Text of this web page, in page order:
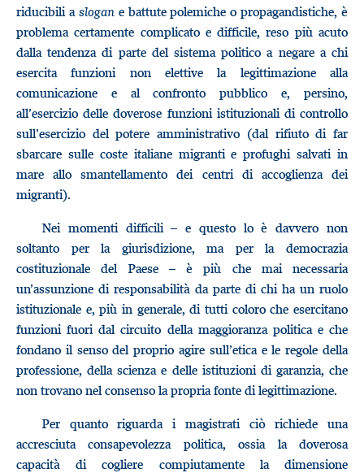
riducibili a slogane battute polemiche o propagandistiche, è
problema certamente complicato e difficile, reso più acuto
dalla tendenza di parte del sistema politico a negare a chi
esercita funzioni non elettive la legittimazione alla
comunicazione e al confronto pubblico e, persino,
all’esercizio delle doverose funzioni istituzionali di controllo
sull’esercizio del potere amministrativo (dal rifiuto di far
sbarcare sulle coste italiane migranti e profughi salvati in
mare allo smantellamento dei centri di accoglienza dei
migranti).
Nei momenti difficili – e questo lo è davvero non
soltanto per la giurisdizione, ma per la democrazia
costituzionale del Paese – è più che mai necessaria
un’assunzione di responsabilità da parte di chi ha un ruolo
istituzionale e, più in generale, di tutti coloro che esercitano
funzioni fuori dal circuito della maggioranza politica e che
fondano il senso del proprio agire sull’etica e le regole della
professione, della scienza e delle istituzioni di garanzia, che
non trovano nel consenso la propria fonte di legittimazione.
Per quanto riguarda i magistrati ciò richiede una
accresciuta consapevolezza politica, ossia la doverosa
capacità di cogliere compiutamente la dimensione